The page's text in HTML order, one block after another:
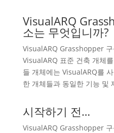
VisualARQ
소는 무엇입니까?
VisualARQ Grasshopper
VisualARQ 표준 건축 개체
들 개체에는 VisualARQ를
한 개체들과 동일한 기능 및
시작하기 전…
VisualARQ Grasshopper